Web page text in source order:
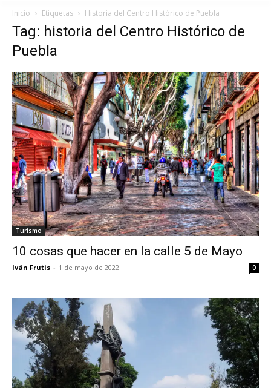
Inicio Etiquetas Historia del Centro Histórico de Puebla
Tag: historia del Centro Histórico de
Puebla
Turismo
10 cosas que hacer en la calle 5 de Mayo
Iván Frutis - 1 de mayo de 2022 0